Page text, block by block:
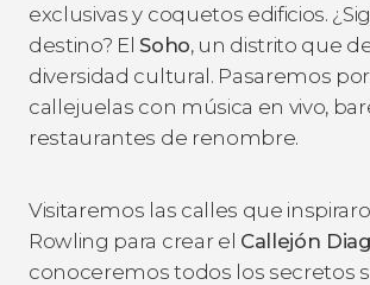
exclusivas y coquetos edificios.
destino? El Soho, un distrito que
diversidad cultural. Pasaremos
callejuelas con música en vivo,
restaurantes de renombre.
Visitaremos las calles que
Rowling para crear el Callejón
conoceremos todos los secretos